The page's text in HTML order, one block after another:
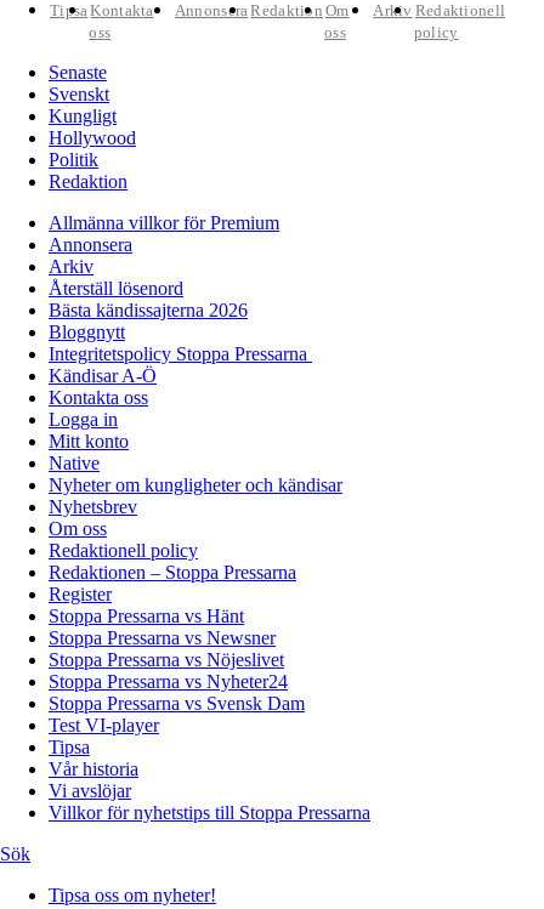
TipsaKontakta
oss
AnnonseraRedaktion Om
oss
Arkiv Redaktionell
policy
Senaste
Svenskt
Kungligt
Hollywood
Politik
Redaktion
Allmänna villkor för Premium
Annonsera
Arkiv
Återställ lösenord
Bästa kändissajterna 2026
Bloggnytt
Integritetspolicy Stoppa Pressarna
Kändisar A-Ö
Kontakta oss
Logga in
Mitt konto
Native
Nyheter om kungligheter och kändisar
Nyhetsbrev
Om oss
Redaktionell policy
Redaktionen – Stoppa Pressarna
Register
Stoppa Pressarna vs Hänt
Stoppa Pressarna vs Newsner
Stoppa Pressarna vs Nöjeslivet
Stoppa Pressarna vs Nyheter24
Stoppa Pressarna vs Svensk Dam
Test VI-player
Tipsa
Vår historia
Vi avslöjar
Villkor för nyhetstips till Stoppa Pressarna
Sök
Tipsa oss om nyheter!